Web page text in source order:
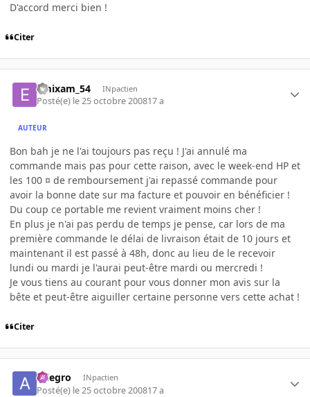
D'accord merci bien !
Citer
emixam_54 INpactien
Posté(e) le 25 octobre 200817 a
AUTEUR
Bon bah je ne l'ai toujours pas reçu ! J'ai annulé ma
commande mais pas pour cette raison, avec le week-end HP et
les 100 ¤ de remboursement j'ai repassé commande pour
avoir la bonne date sur ma facture et pouvoir en bénéficier !
Du coup ce portable me revient vraiment moins cher !
En plus je n'ai pas perdu de temps je pense, car lors de ma
première commande le délai de livraison était de 10 jours et
maintenant il est passé à 48h, donc au lieu de le recevoir
lundi ou mardi je l'aurai peut-être mardi ou mercredi !
Je vous tiens au courant pour vous donner mon avis sur la
bête et peut-être aiguiller certaine personne vers cette achat !
Citer
Allegro INpactien
Posté(e) le 25 octobre 200817 a